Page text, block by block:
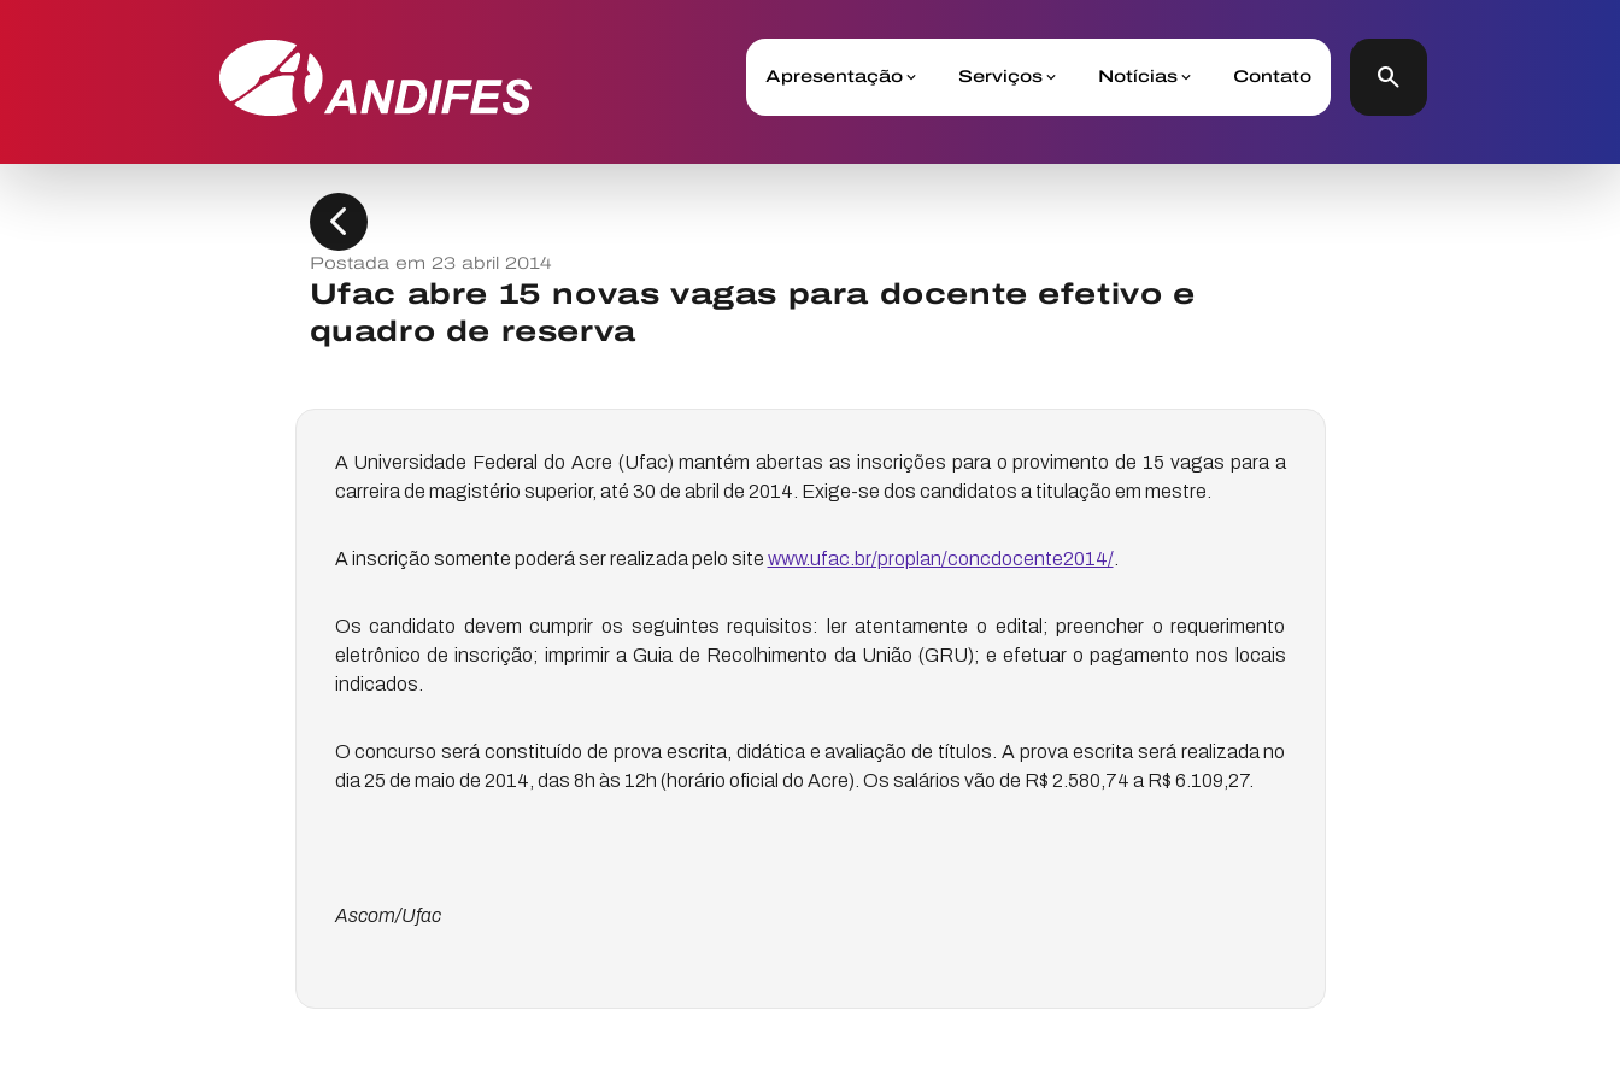
Apresentação Serviços Notícias Contato search
chevron_left
Postada em 23 abril 2014
Ufac abre 15 novas vagas para docente efetivo e
quadro de reserva
A Universidade Federal do Acre (Ufac) mantém abertas as inscrições para o provimento de 15 vagas para a
carreira de magistério superior, até 30 de abril de 2014. Exige-se dos candidatos a titulação em mestre.
A inscrição somente poderá ser realizada pelo site www.ufac.br/proplan/concdocente2014/.
Os candidato devem cumprir os seguintes requisitos: ler atentamente o edital; preencher o requerimento
eletrônico de inscrição; imprimir a Guia de Recolhimento da União (GRU); e efetuar o pagamento nos locais
indicados.
O concurso será constituído de prova escrita, didática e avaliação de títulos. A prova escrita será realizada no
dia 25 de maio de 2014, das 8h às 12h (horário oficial do Acre). Os salários vão de R$ 2.580,74 a R$ 6.109,27.
Ascom/Ufac